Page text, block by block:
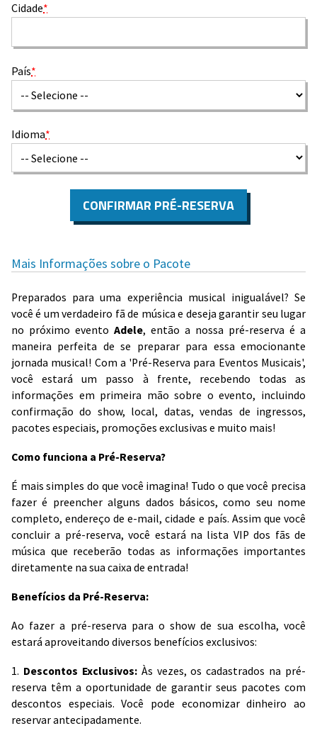
Cidade*
País*
Idioma*
CONFIRMAR PRÉ-RESERVA
Mais Informações sobre o Pacote
Preparados para uma experiência musical inigualável? Se
você é um verdadeiro fã de música e deseja garantir seu lugar
no próximo evento Adele, então a nossa pré-reserva é a
maneira perfeita de se preparar para essa emocionante
jornada musical! Com a 'Pré-Reserva para Eventos Musicais',
você estará um passo à frente, recebendo todas as
informações em primeira mão sobre o evento, incluindo
confirmação do show, local, datas, vendas de ingressos,
pacotes especiais, promoções exclusivas e muito mais!
Como funciona a Pré-Reserva?
É mais simples do que você imagina! Tudo o que você precisa
fazer é preencher alguns dados básicos, como seu nome
completo, endereço de e-mail, cidade e país. Assim que você
concluir a pré-reserva, você estará na lista VIP dos fãs de
música que receberão todas as informações importantes
diretamente na sua caixa de entrada!
Benefícios da Pré-Reserva:
Ao fazer a pré-reserva para o show de sua escolha, você
estará aproveitando diversos benefícios exclusivos:
1. Descontos Exclusivos:Às vezes, os cadastrados na pré-
reserva têm a oportunidade de garantir seus pacotes com
descontos especiais. Você pode economizar dinheiro ao
reservar antecipadamente.